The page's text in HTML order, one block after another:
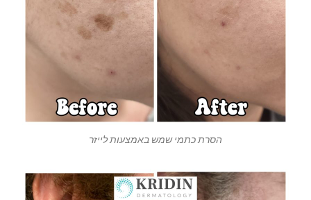
הסרת כתמי שמש באמצעות לייזר